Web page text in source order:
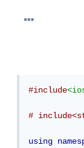
#include
#
using